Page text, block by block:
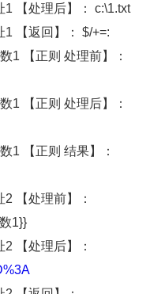
【处理后】： c:\1.txt
【返回】： $/+=:
1 【正则 处理前】：
1 【正则 处理后】：
1 【正则 结果】：
【处理前】：
1}}
【处理后】：